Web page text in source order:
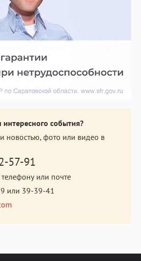
интересного события?
новостью, фото или видео в
57-91
или почте
или 39-39-41